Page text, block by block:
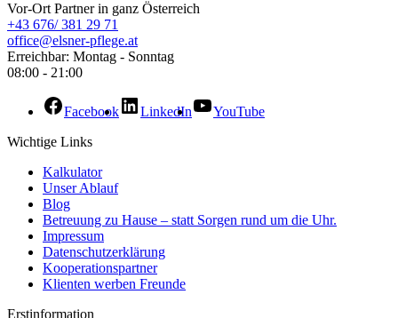
Vor-Ort Partner in ganz Österreich
+43 676/ 381 29 71
office@elsner-pflege.at
Erreichbar: Montag - Sonntag
08:00 - 21:00
Facebook LinkedIn
YouTube
Wichtige Links
Kalkulator
Unser Ablauf
Blog
Betreuung zu Hause – statt Sorgen rund um die Uhr.
Impressum
Datenschutzerklärung
Kooperationspartner
Klienten werben Freunde
Erstinformation